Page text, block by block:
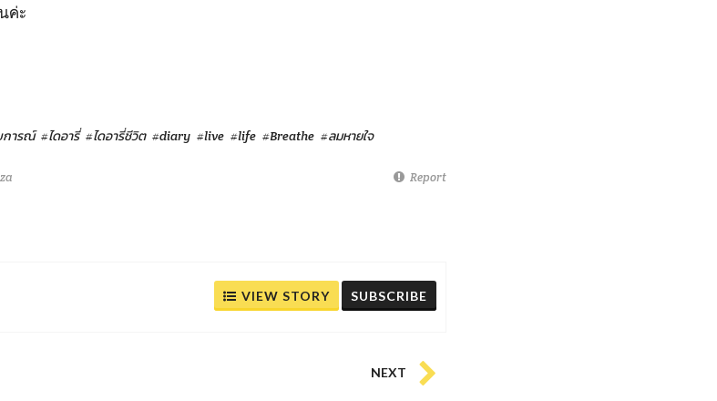
ค่ะ
การณ์ #ไดอารี่ #ไดอารี่ชีวิต #diary #live #life #Breathe #ลมหายใจ
Report
VIEW STORY SUBSCRIBE
NEXT